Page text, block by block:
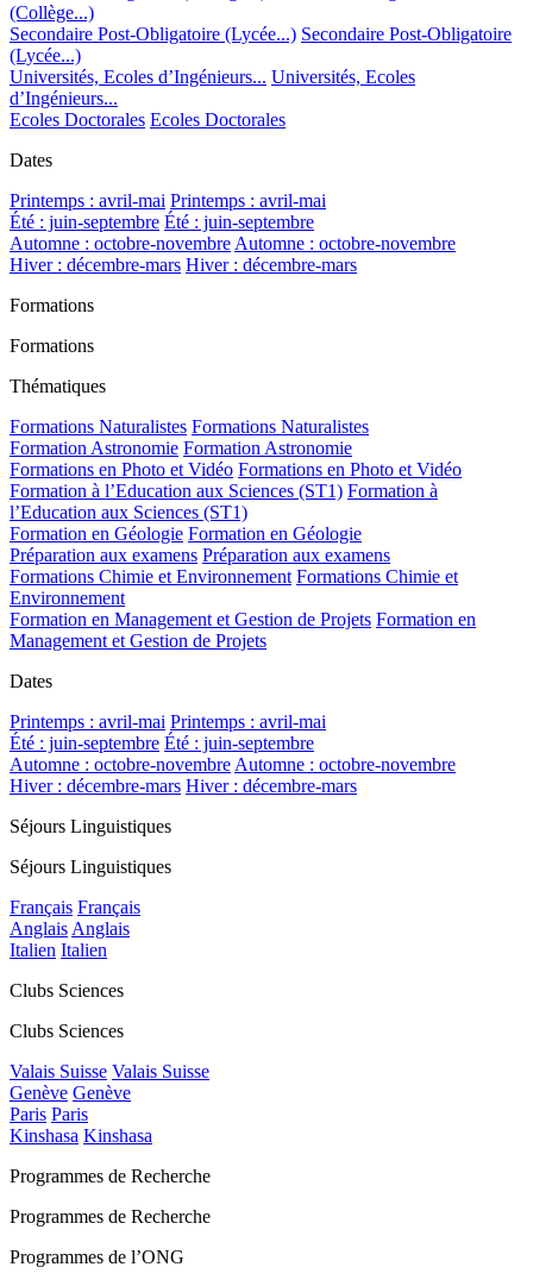
(Collège...)
Secondaire Post-Obligatoire (Lycée...) Secondaire Post-Obligatoire
(Lycée...)
Universités, Ecoles d’Ingénieurs... Universités, Ecoles
d’Ingénieurs...
Ecoles Doctorales Ecoles Doctorales
Dates
Printemps : avril-mai Printemps : avril-mai
Été : juin-septembre Été : juin-septembre
Automne : octobre-novembreAutomne : octobre-novembre
Hiver : décembre-mars Hiver : décembre-mars
Formations
Formations
Thématiques
Formations Naturalistes Formations Naturalistes
Formation Astronomie Formation Astronomie
Formations en Photo et Vidéo Formations en Photo et Vidéo
Formation à l’Education aux Sciences (ST1) Formation à
l’Education aux Sciences (ST1)
Formation en Géologie Formation en Géologie
Préparation aux examens Préparation aux examens
Formations Chimie et Environnement Formations Chimie et
Environnement
Formation en Management et Gestion de Projets Formation en
Management et Gestion de Projets
Dates
Printemps : avril-mai Printemps : avril-mai
Été : juin-septembre Été : juin-septembre
Automne : octobre-novembreAutomne : octobre-novembre
Hiver : décembre-mars Hiver : décembre-mars
Séjours Linguistiques
Séjours Linguistiques
Français Français
AnglaisAnglais
Italien Italien
Clubs Sciences
Clubs Sciences
Valais Suisse Valais Suisse
Genève Genève
Paris Paris
Kinshasa Kinshasa
Programmes de Recherche
Programmes de Recherche
Programmes de l’ONG